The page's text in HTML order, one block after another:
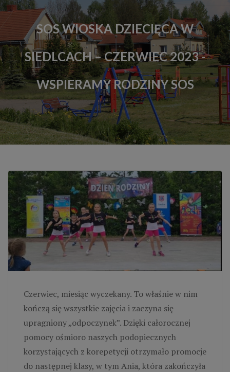
SOS WIOSKA DZIECIĘCA W
SIEDLCACH – CZERWIEC 2023 -
WSPIERAMY RODZINY SOS
Czerwiec, miesiąc wyczekany. To właśnie w nim
kończą się wszystkie zajęcia i zaczyna się
upragniony „odpoczynek”. Dzięki całorocznej
pomocy ośmioro naszych podopiecznych
korzystających z korepetycji otrzymało promocje
do następnej klasy, w tym Ania, która zakończyła